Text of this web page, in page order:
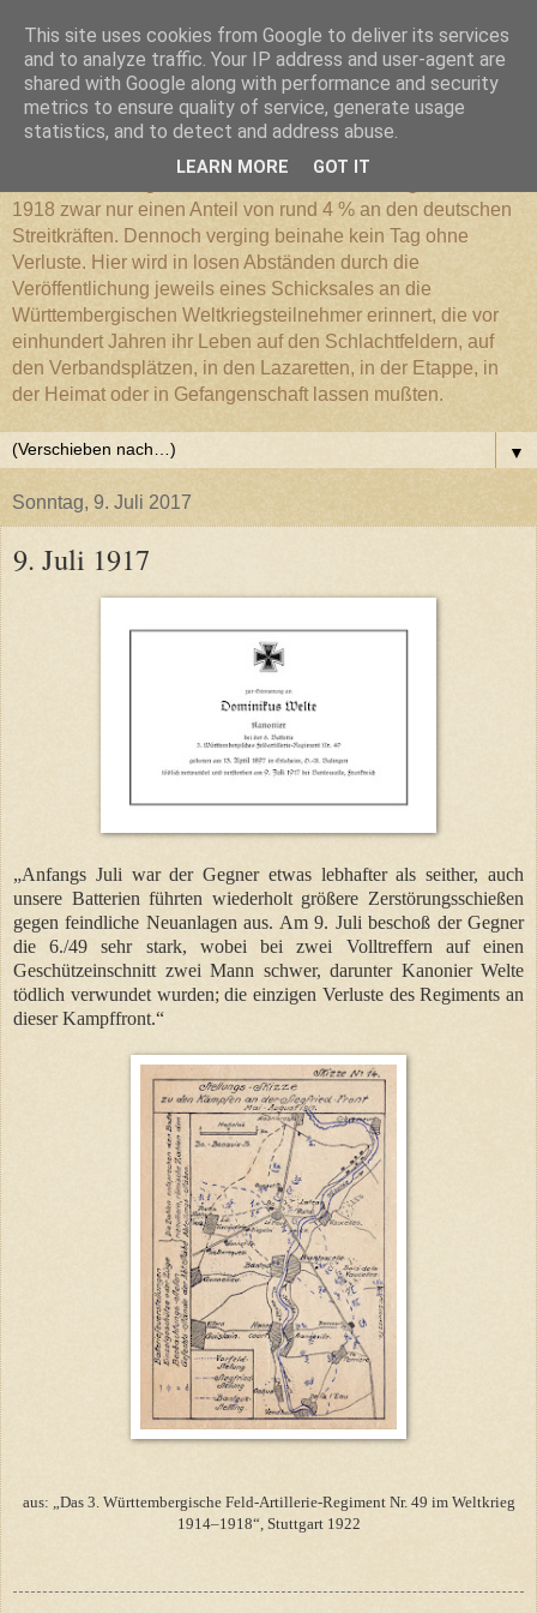
Württembergischer
Weltkriegs-Blog
1918 zwar nur einen Anteil von rund 4 % an den deutschen
Streitkräften. Dennoch verging beinahe kein Tag ohne
Verluste. Hier wird in losen Abständen durch die
Veröffentlichung jeweils eines Schicksales an die
Württembergischen Weltkriegsteilnehmer erinnert, die vor
einhundert Jahren ihr Leben auf den Schlachtfeldern, auf
den Verbandsplätzen, in den Lazaretten, in der Etappe, in
der Heimat oder in Gefangenschaft lassen mußten.
▼
Sonntag, 9. Juli 2017
9. Juli 1917
„Anfangs Juli war der Gegner etwas lebhafter als seither, auch
unsere Batterien führten wiederholt größere Zerstörungsschießen
gegen feindliche Neuanlagen aus. Am 9. Juli beschoß der Gegner
die 6./49 sehr stark, wobei bei zwei Volltreffern auf einen
Geschützeinschnitt zwei Mann schwer, darunter Kanonier Welte
tödlich verwundet wurden; die einzigen Verluste des Regiments an
dieser Kampffront.“
aus: „Das 3. Württembergische Feld-Artillerie-Regiment Nr. 49 im Weltkrieg
1914–1918“, Stuttgart 1922
This site uses cookies from Google to deliver its services
and to analyze traffic. Your IP address and user-agent are
shared with Google along with performance and security
metrics to ensure quality of service, generate usage
statistics, and to detect and address abuse.
LEARN MORE GOT IT